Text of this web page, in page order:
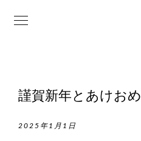
謹賀新年とあけおめ
2025年1月1日